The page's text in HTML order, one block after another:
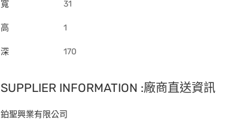
寬 31
高 1
深 170
SUPPLIER INFORMATION :廠商直送資訊
鉑聖興業有限公司